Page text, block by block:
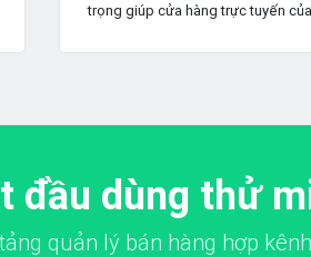
trọng giúp cửa hàng trực tuyến
đầu dùng thử
quản lý bán hàng hợp